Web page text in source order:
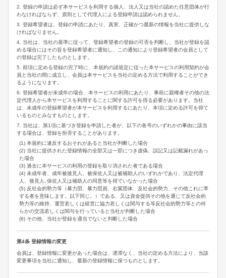
2. 登録の申請は必ず本サービスを利用する個人、法人又は当社の認めた任意団体が行
わなければならず、原則として代理人による登録申請は認められません。
3. 登録希望者は、登録の申請にあたり、真実、正確かつ最新の情報を当社に提供しな
ければなりません。
4. 当社は、当社の基準に従って、登録希望者の登録の可否を判断し、当社が登録を認
める場合にはその旨を登録希望者に通知し、この通知により登録希望者の会員として
の登録は完了したものとします。
5. 前項に定める登録の完了時に、本規約の諸規定に従った本サービスの利用契約が会
員と当社の間に成立し、会員は本サービスを当社の定める方法で利用することができ
るようになります。
6. 登録希望者が未成年の場合、本サービスの利用にあたり、事前に親権者その他の法
定代理人から本サービスを利用することに関する許可を得る必要があります。当社
は、未成年の登録希望者が本サービスを利用するにあたり、本項に定める許可を得て
いるものとみなすものとします。
7. 当社は、第1項に基づき登録を申請した者が、以下の各号のいずれかの事由に該当
する場合は、登録を拒否することがあります。
(1) 本規約に違反するおそれがあると当社が判断した場合
(2) 当社に提供された登録情報の全部又は一部につき虚偽、誤記又は記載漏れがあっ
た場合
(3) 過去に本サービスの利用の登録を取り消された者である場合
(4) 未成年者、成年被後見人、被保佐人又は被補助人のいずれかであり、法定代理
人、後見人､保佐人又は補助人の同意等を得ていなかった場合
(5) 反社会的勢力等（暴力団、暴力団員、右翼団体、反社会的勢力、その他これに準
ずる者を意味します。以下同じ。）である、又は資金提供その他を通じて反社会的
勢力等の維持、運営若しくは経営に協力若しくは関与する等反社会的勢力等との何
らかの交流若しくは関与を行っていると当社が判断した場合
(6) その他、当社が登録を適当でないと判断した場合
第4条 登録情報の変更
会員は、登録情報に変更があった場合は、遅滞なく、当社の定める方法により、当該
変更事項を当社に通知し、最新の登録情報に保つものとします。